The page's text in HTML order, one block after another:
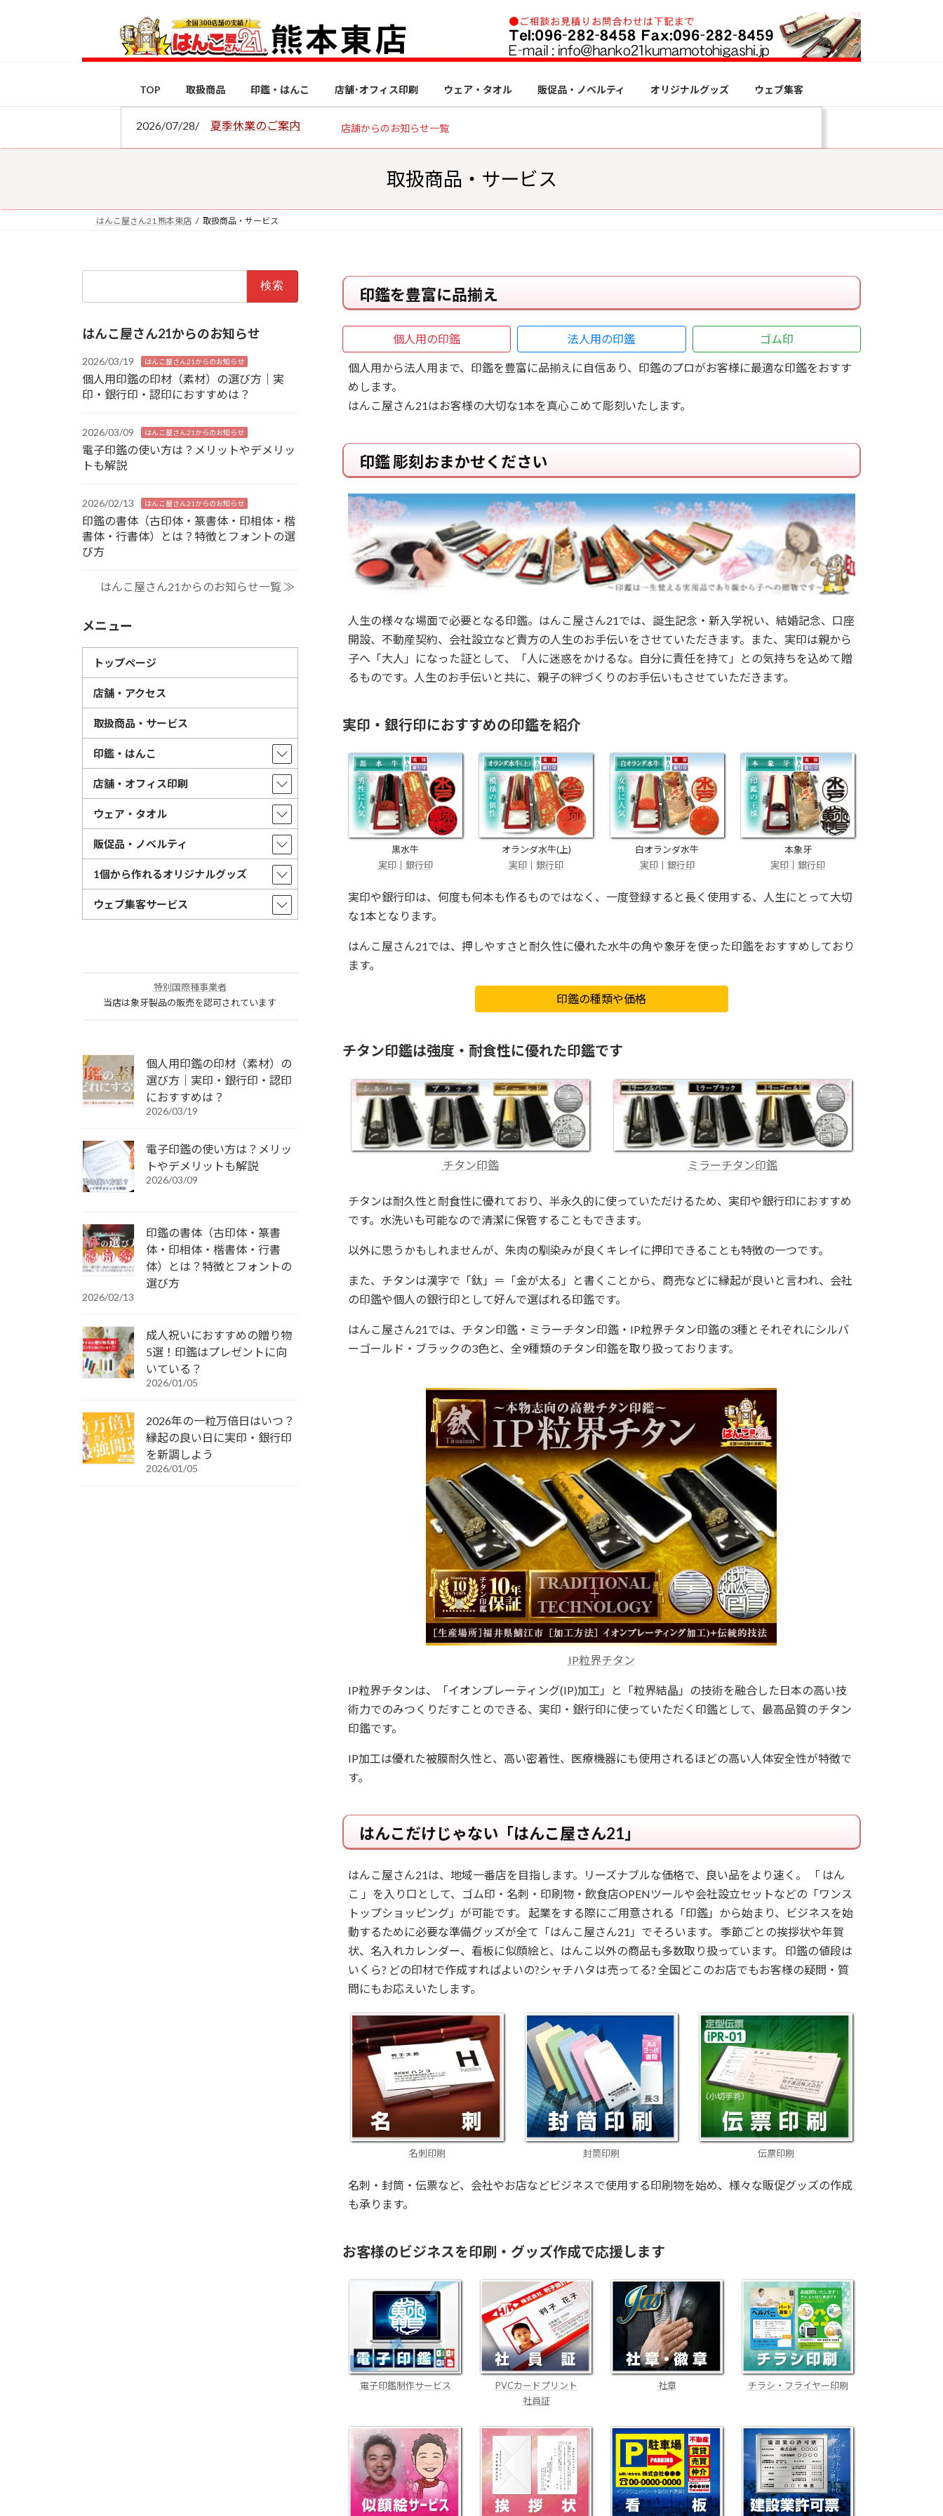
ス
ン
TOP 取扱商品 印鑑・はんこ 店舗･オフィス印刷 ウェア・タオル 販促品・ノベルティ オリジナルグッズ ウェブ集客
2026/07/28/ 夏季休業のご案内 店舗からのお知らせ一覧
取扱商品・サービス
はんこ屋さん21 熊本東店 取扱商品・サービス
印鑑を豊富に品揃え
個人用の印鑑 法人用の印鑑 ゴム印
個人用から法人用まで、印鑑を豊富に品揃えに自信あり、印鑑のプロがお客様に最適な印鑑をおすす
めします。
はんこ屋さん21はお客様の大切な1本を真心こめて彫刻いたします。
印鑑 彫刻おまかせください
人生の様々な場面で必要となる印鑑。はんこ屋さん21では、誕生記念・新入学祝い、結婚記念、口座
開設、不動産契約、会社設立など貴方の人生のお手伝いをさせていただきます。また、実印は親から
子へ「大人」になった証として、「人に迷惑をかけるな。自分に責任を持て」との気持ちを込めて贈
るものです。人生のお手伝いと共に、親子の絆づくりのお手伝いもさせていただきます。
実印・銀行印におすすめの印鑑を紹介
黒水牛
実印｜ 銀行印
オランダ水牛(上)
実印 ｜銀行印
白オランダ水牛
実印｜ 銀行印
本象牙
実印 ｜銀行印
実印や銀行印は、何度も何本も作るものではなく、一度登録すると長く使用する、人生にとって大切
な1本となります。
はんこ屋さん21では、押しやすさと耐久性に優れた水牛の角や象牙を使った印鑑をおすすめしており
ます。
印鑑の種類や価格
チタン印鑑は強度・耐食性に優れた印鑑です
チタン印鑑 ミラーチタン印鑑
チタンは耐久性と耐食性に優れており、半永久的に使っていただけるため、実印や銀行印におすすめ
です。水洗いも可能なので清潔に保管することもできます。
以外に思うかもしれませんが、朱肉の馴染みが良くキレイに押印できることも特徴の一つです。
また、チタンは漢字で「鈦」＝「金が太る」と書くことから、商売などに縁起が良いと言われ、会社
の印鑑や個人の銀行印として好んで選ばれる印鑑です。
はんこ屋さん21では、チタン印鑑・ミラーチタン印鑑・IP粒界チタン印鑑の3種とそれぞれにシルバ
ーゴールド・ブラックの3色と、全9種類のチタン印鑑を取り扱っております。
IP粒界チタン
IP粒界チタンは、「イオンプレーティング(IP)加工」と「粒界結晶」の技術を融合した日本の高い技
術力でのみつくりだすことのできる、実印・銀行印に使っていただく印鑑として、最高品質のチタン
印鑑です。
IP加工は優れた被膜耐久性と、高い密着性、医療機器にも使用されるほどの高い人体安全性が特徴で
す。
はんこだけじゃない「はんこ屋さん21」
はんこ屋さん21は、地域一番店を目指します。リーズナブルな価格で、良い品をより速く。 「 はん
こ 」を入り口として、ゴム印・名刺・印刷物・飲食店OPENツールや会社設立セットなどの「ワンス
トップショッピング」が可能です。 起業をする際にご用意される「印鑑」から始まり、ビジネスを始
動するために必要な準備グッズが全て「はんこ屋さん21」でそろいます。 季節ごとの挨拶状や年賀
状、名入れカレンダー、看板に似顔絵と、はんこ以外の商品も多数取り扱っています。 印鑑の値段は
いくら? どの印材で作成すればよいの?シャチハタは売ってる? 全国どこのお店でもお客様の疑問・質
問にもお応えいたします。
名刺印刷 封筒印刷 伝票印刷
名刺・封筒・伝票など、会社やお店などビジネスで使用する印刷物を始め、様々な販促グッズの作成
も承ります。
お客様のビジネスを印刷・グッズ作成で応援します
電子印鑑制作サービス
PVCカードプリント
社員証
社章 チラシ・フライヤー印刷
はんこ屋さん21からのお知らせ
2026/03/19 はんこ屋さん21からのお知らせ
個人用印鑑の印材（素材）の選び方｜実
印・銀行印・認印におすすめは？
2026/03/09 はんこ屋さん21からのお知らせ
電子印鑑の使い方は？メリットやデメリッ
トも解説
2026/02/13 はんこ屋さん21からのお知らせ
印鑑の書体（古印体・篆書体・印相体・楷
書体・行書体）とは？特徴とフォントの選
び方
はんこ屋さん21からのお知らせ一覧 ≫
メニュー
トップページ
店舗・アクセス
取扱商品・サービス
印鑑・はんこ
店舗・オフィス印刷
ウェア・タオル
販促品・ノベルティ
1個から作れるオリジナルグッズ
ウェブ集客サービス
特別国際種事業者
当店は象牙製品の販売を認可されています
個人用印鑑の印材（素材）の
選び方｜実印・銀行印・認印
におすすめは？
2026/03/19
電子印鑑の使い方は？メリッ
トやデメリットも解説
2026/03/09
印鑑の書体（古印体・篆書
体・印相体・楷書体・行書
体）とは？特徴とフォントの
選び方
2026/02/13
成人祝いにおすすめの贈り物
5選！印鑑はプレゼントに向
いている？
2026/01/05
2026年の一粒万倍日はいつ？
縁起の良い日に実印・銀行印
を新調しよう
2026/01/05